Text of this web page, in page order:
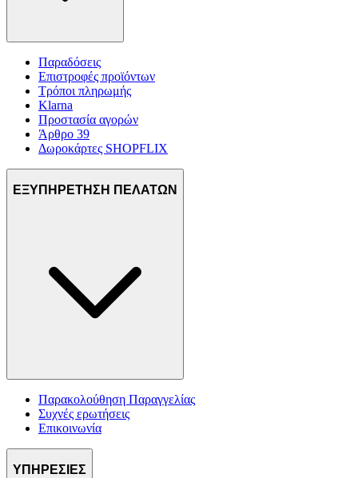
Παραδόσεις
Επιστροφές προϊόντων
Τρόποι πληρωμής
Klarna
Προστασία αγορών
Άρθρο 39
Δωροκάρτες SHOPFLIX
ΕΞΥΠΗΡΕΤΗΣΗ ΠΕΛΑΤΩΝ
Παρακολούθηση Παραγγελίας
Συχνές ερωτήσεις
Επικοινωνία
ΥΠΗΡΕΣΙΕΣ